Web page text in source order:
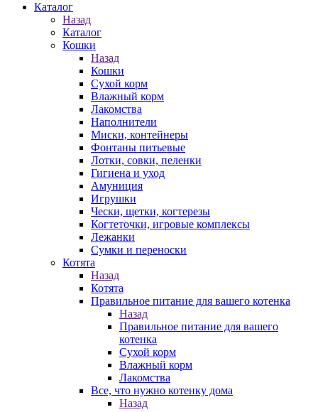
Каталог
Назад
Каталог
Кошки
Назад
Кошки
Сухой корм
Влажный корм
Лакомства
Наполнители
Миски, контейнеры
Фонтаны питьевые
Лотки, совки, пеленки
Гигиена и уход
Амуниция
Игрушки
Чески, щетки, когтерезы
Когтеточки, игровые комплексы
Лежанки
Сумки и переноски
Котята
Назад
Котята
Правильное питание для вашего котенка
Назад
Правильное питание для вашего
котенка
Сухой корм
Влажный корм
Лакомства
Все, что нужно котенку дома
Назад